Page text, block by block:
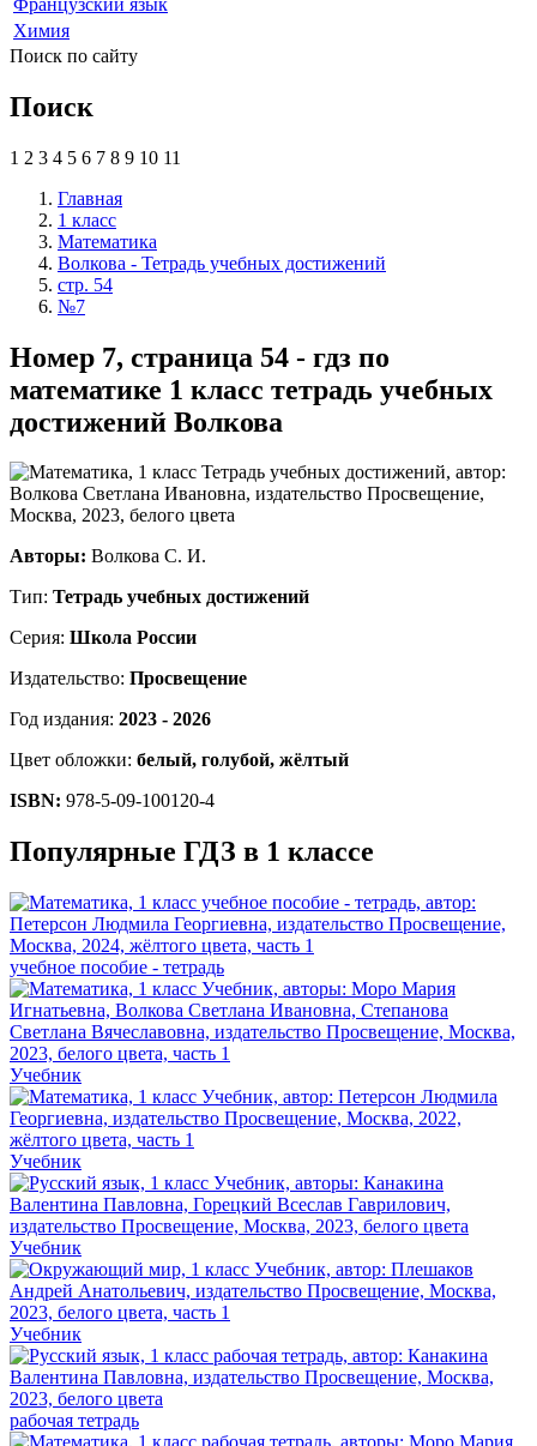
Химия
Поиск по сайту
Поиск
1 2 3 4 5 6 7 8 9 10 11
Главная
1 класс
Математика
Волкова - Тетрадь учебных достижений
стр. 54
№7
Номер 7, страница 54 - гдз по
математике 1 класс тетрадь учебных
достижений Волкова
Авторы: Волкова С. И.
Тип: Тетрадь учебных достижений
Серия: Школа России
Издательство: Просвещение
Год издания: 2023 - 2026
Цвет обложки: белый, голубой, жёлтый
ISBN: 978-5-09-100120-4
Популярные ГДЗ в 1 классе
учебное пособие - тетрадь
Учебник
Учебник
Учебник
Учебник
рабочая тетрадь